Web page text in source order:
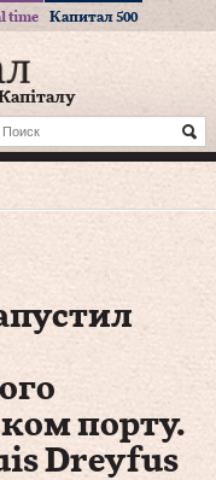
time Капитал 500
порту.
Dreyfus